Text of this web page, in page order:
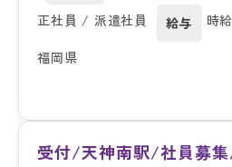
正社員 / 派遣社員
給与 時
福岡県
受付/天神南駅/社員募